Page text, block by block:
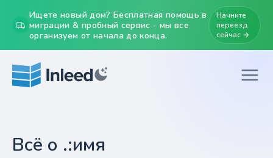
Ищете новый дом? Бесплатная помощь в
миграции & пробный сервис - мы все
организуем от начала до конца.
Начните
переезд
сейчас →
Всё о .:имя